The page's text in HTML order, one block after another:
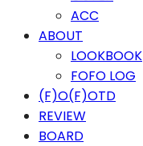
ACC
ABOUT
LOOKBOOK
FOFO LOG
(F)O(F)OTD
REVIEW
BOARD